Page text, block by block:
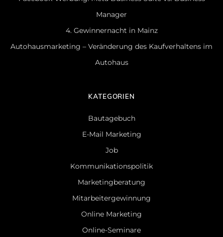
Manager
4. Gewinnernacht in Mainz
Autohausmarketing – Veränderung des Kaufverhaltens im
Autohaus
KATEGORIEN
Bautagebuch
E-Mail Marketing
Job
Kommunikationspolitik
Marketingberatung
Mitarbeitergewinnung
Online Marketing
Online-Seminare